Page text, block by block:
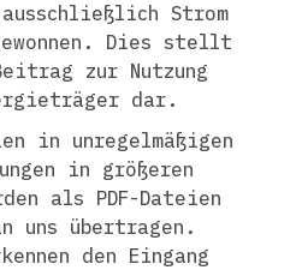
Strom
Dies stellt
zur Nutzung
dar.
in unregelmäßigen
in größeren
als PDF-Dateien
uns übertragen.
den Eingang